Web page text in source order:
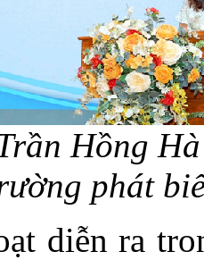
Hồng
phát
diễn ra